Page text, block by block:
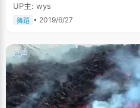
UP主: wys
舞蹈 • 2019/6/27